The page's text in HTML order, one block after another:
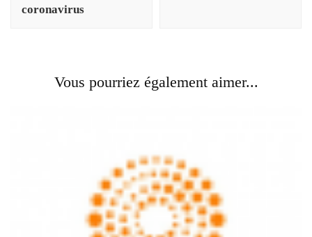
coronavirus
Vous pourriez également aimer...